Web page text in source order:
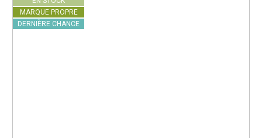
MARQUE PROPRE
DERNIÈRE CHANCE